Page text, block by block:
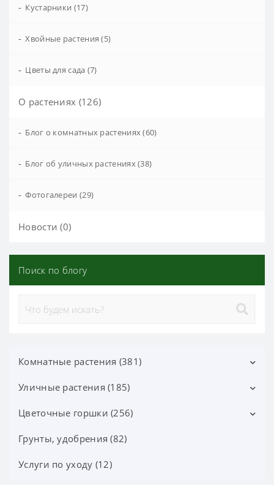
- Кустарники (17)
- Хвойные растения (5)
- Цветы для сада (7)
О растениях (126)
- Блог о комнатных растениях (60)
- Блог об уличных растениях (38)
- Фотогалереи (29)
Новости (0)
Поиск по блогу
Комнатные растения (381)
Декоративно-лиственные (113)
Цветущие (37)
Орхидеи фаленопсис (70)
Орхидеи (24)
Уличные растения (185)
Лиственные кустарники (25)
Цветущие кустарники (52)
Хвойные деревья и кустарники (60)
Цветочные горшки (256)
Горшки Лечуза, Аксессуары (87)
Керамические горшки (91)
Грунты, удобрения (82)
Услуги по уходу (12)